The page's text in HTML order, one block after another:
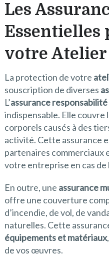
Les
Essentielles
votre Atelier
La protection de votre
souscription de diverses
L’assurance
indispensable. Elle couvre
corporels causés à des
activité. Cette assurance
partenaires commerciaux
votre entreprise en cas de
En outre, une assurance
offre une couverture
d’incendie, de vol, de
naturelles. Cette
équipements et matériaux
de vos œuvres.